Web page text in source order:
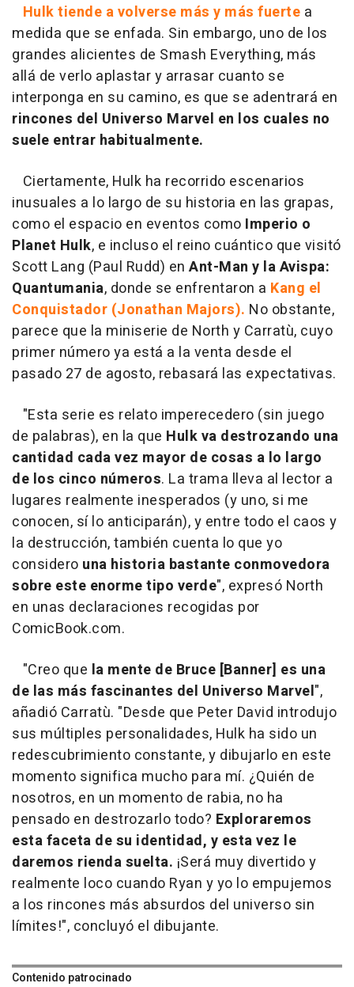
Hulk tiende a volverse más y más fuerte a
medida que se enfada. Sin embargo, uno de los
grandes alicientes de Smash Everything, más
allá de verlo aplastar y arrasar cuanto se
interponga en su camino, es que se adentrará en
rincones del Universo Marvel en los cuales no
suele entrar habitualmente.
Ciertamente, Hulk ha recorrido escenarios
inusuales a lo largo de su historia en las grapas,
como el espacio en eventos como Imperio o
Planet Hulk, e incluso el reino cuántico que visitó
Scott Lang (Paul Rudd) en Ant-Man y la Avispa:
Quantumania, donde se enfrentaron a Kang el
Conquistador (Jonathan Majors). No obstante,
parece que la miniserie de North y Carratù, cuyo
primer número ya está a la venta desde el
pasado 27 de agosto, rebasará las expectativas.
"Esta serie es relato imperecedero (sin juego
de palabras), en la que Hulk va destrozando una
cantidad cada vez mayor de cosas a lo largo
de los cinco números. La trama lleva al lector a
lugares realmente inesperados (y uno, si me
conocen, sí lo anticiparán), y entre todo el caos y
la destrucción, también cuenta lo que yo
considero una historia bastante conmovedora
sobre este enorme tipo verde", expresó North
en unas declaraciones recogidas por
ComicBook.com.
"Creo que la mente de Bruce [Banner] es una
de las más fascinantes del Universo Marvel",
añadió Carratù. "Desde que Peter David introdujo
sus múltiples personalidades, Hulk ha sido un
redescubrimiento constante, y dibujarlo en este
momento significa mucho para mí. ¿Quién de
nosotros, en un momento de rabia, no ha
pensado en destrozarlo todo? Exploraremos
esta faceta de su identidad, y esta vez le
daremos rienda suelta. ¡Será muy divertido y
realmente loco cuando Ryan y yo lo empujemos
a los rincones más absurdos del universo sin
límites!", concluyó el dibujante.
Contenido patrocinado